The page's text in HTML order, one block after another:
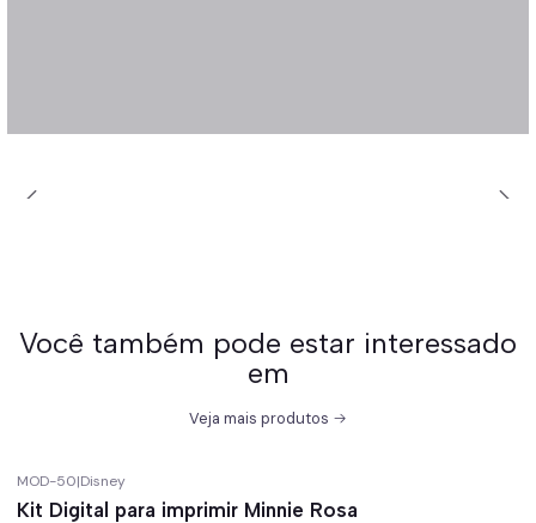
Você também pode estar interessado
em
Veja mais produtos
MOD-50|Disney
Kit Digital para imprimir Minnie Rosa